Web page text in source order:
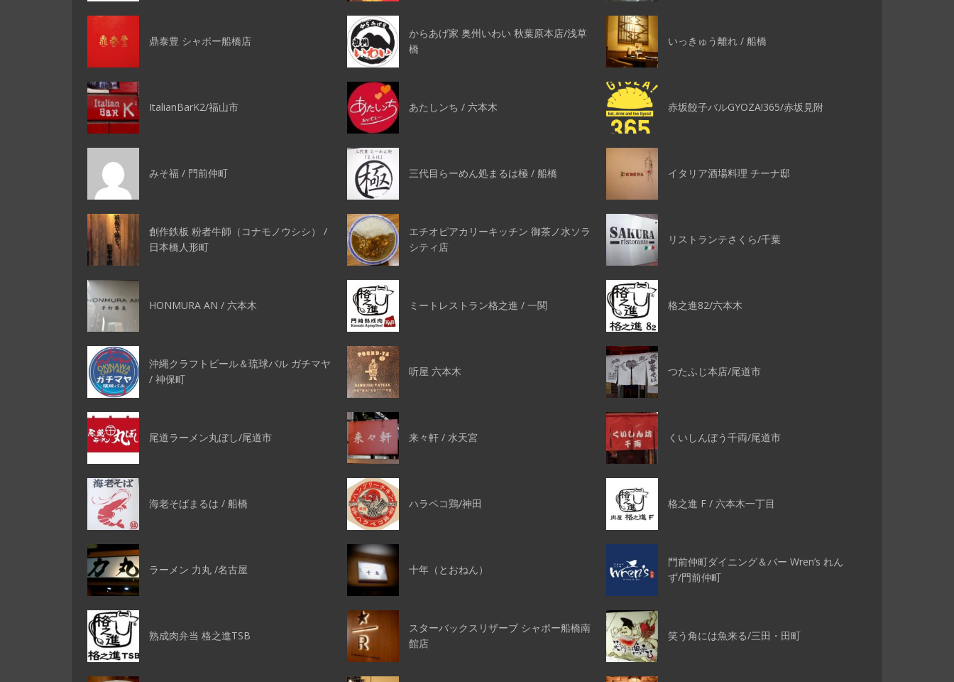
鼎泰豊 シャポー船橋店
からあげ家 奥州いわい 秋葉原本店/浅草
橋
いっきゅう離れ / 船橋
ItalianBarK2/福山市 あたしンち / 六本木 赤坂餃子バルGYOZA!365/赤坂見附
みそ福 / 門前仲町 三代目らーめん処まるは極 / 船橋 イタリア酒場料理 チーナ邸
創作鉄板 粉者牛師（コナモノウシシ） /
日本橋人形町
エチオピアカリーキッチン 御茶ノ水ソラ
シティ店
リストランテさくら/千葉
HONMURA AN / 六本木 ミートレストラン格之進 / 一関 格之進82/六本木
沖縄クラフトビール＆琉球バル ガチマヤ
/ 神保町
听屋 六本木 つたふじ本店/尾道市
尾道ラーメン丸ぼし/尾道市 来々軒 / 水天宮 くいしんぼう千両/尾道市
海老そばまるは / 船橋 ハラペコ鶏/神田 格之進 F / 六本木一丁目
ラーメン 力丸 /名古屋 十年（とおねん）
門前仲町ダイニング＆バー Wren’s れん
ず/門前仲町
熟成肉弁当 格之進TSB
スターバックスリザーブ シャポー船橋南
館店
笑う角には魚来る/三田・田町